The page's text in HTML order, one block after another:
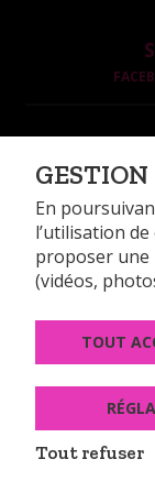
GESTION
En
l’utilisation
proposer une
(vidéos,
TOUT
Tout refuser